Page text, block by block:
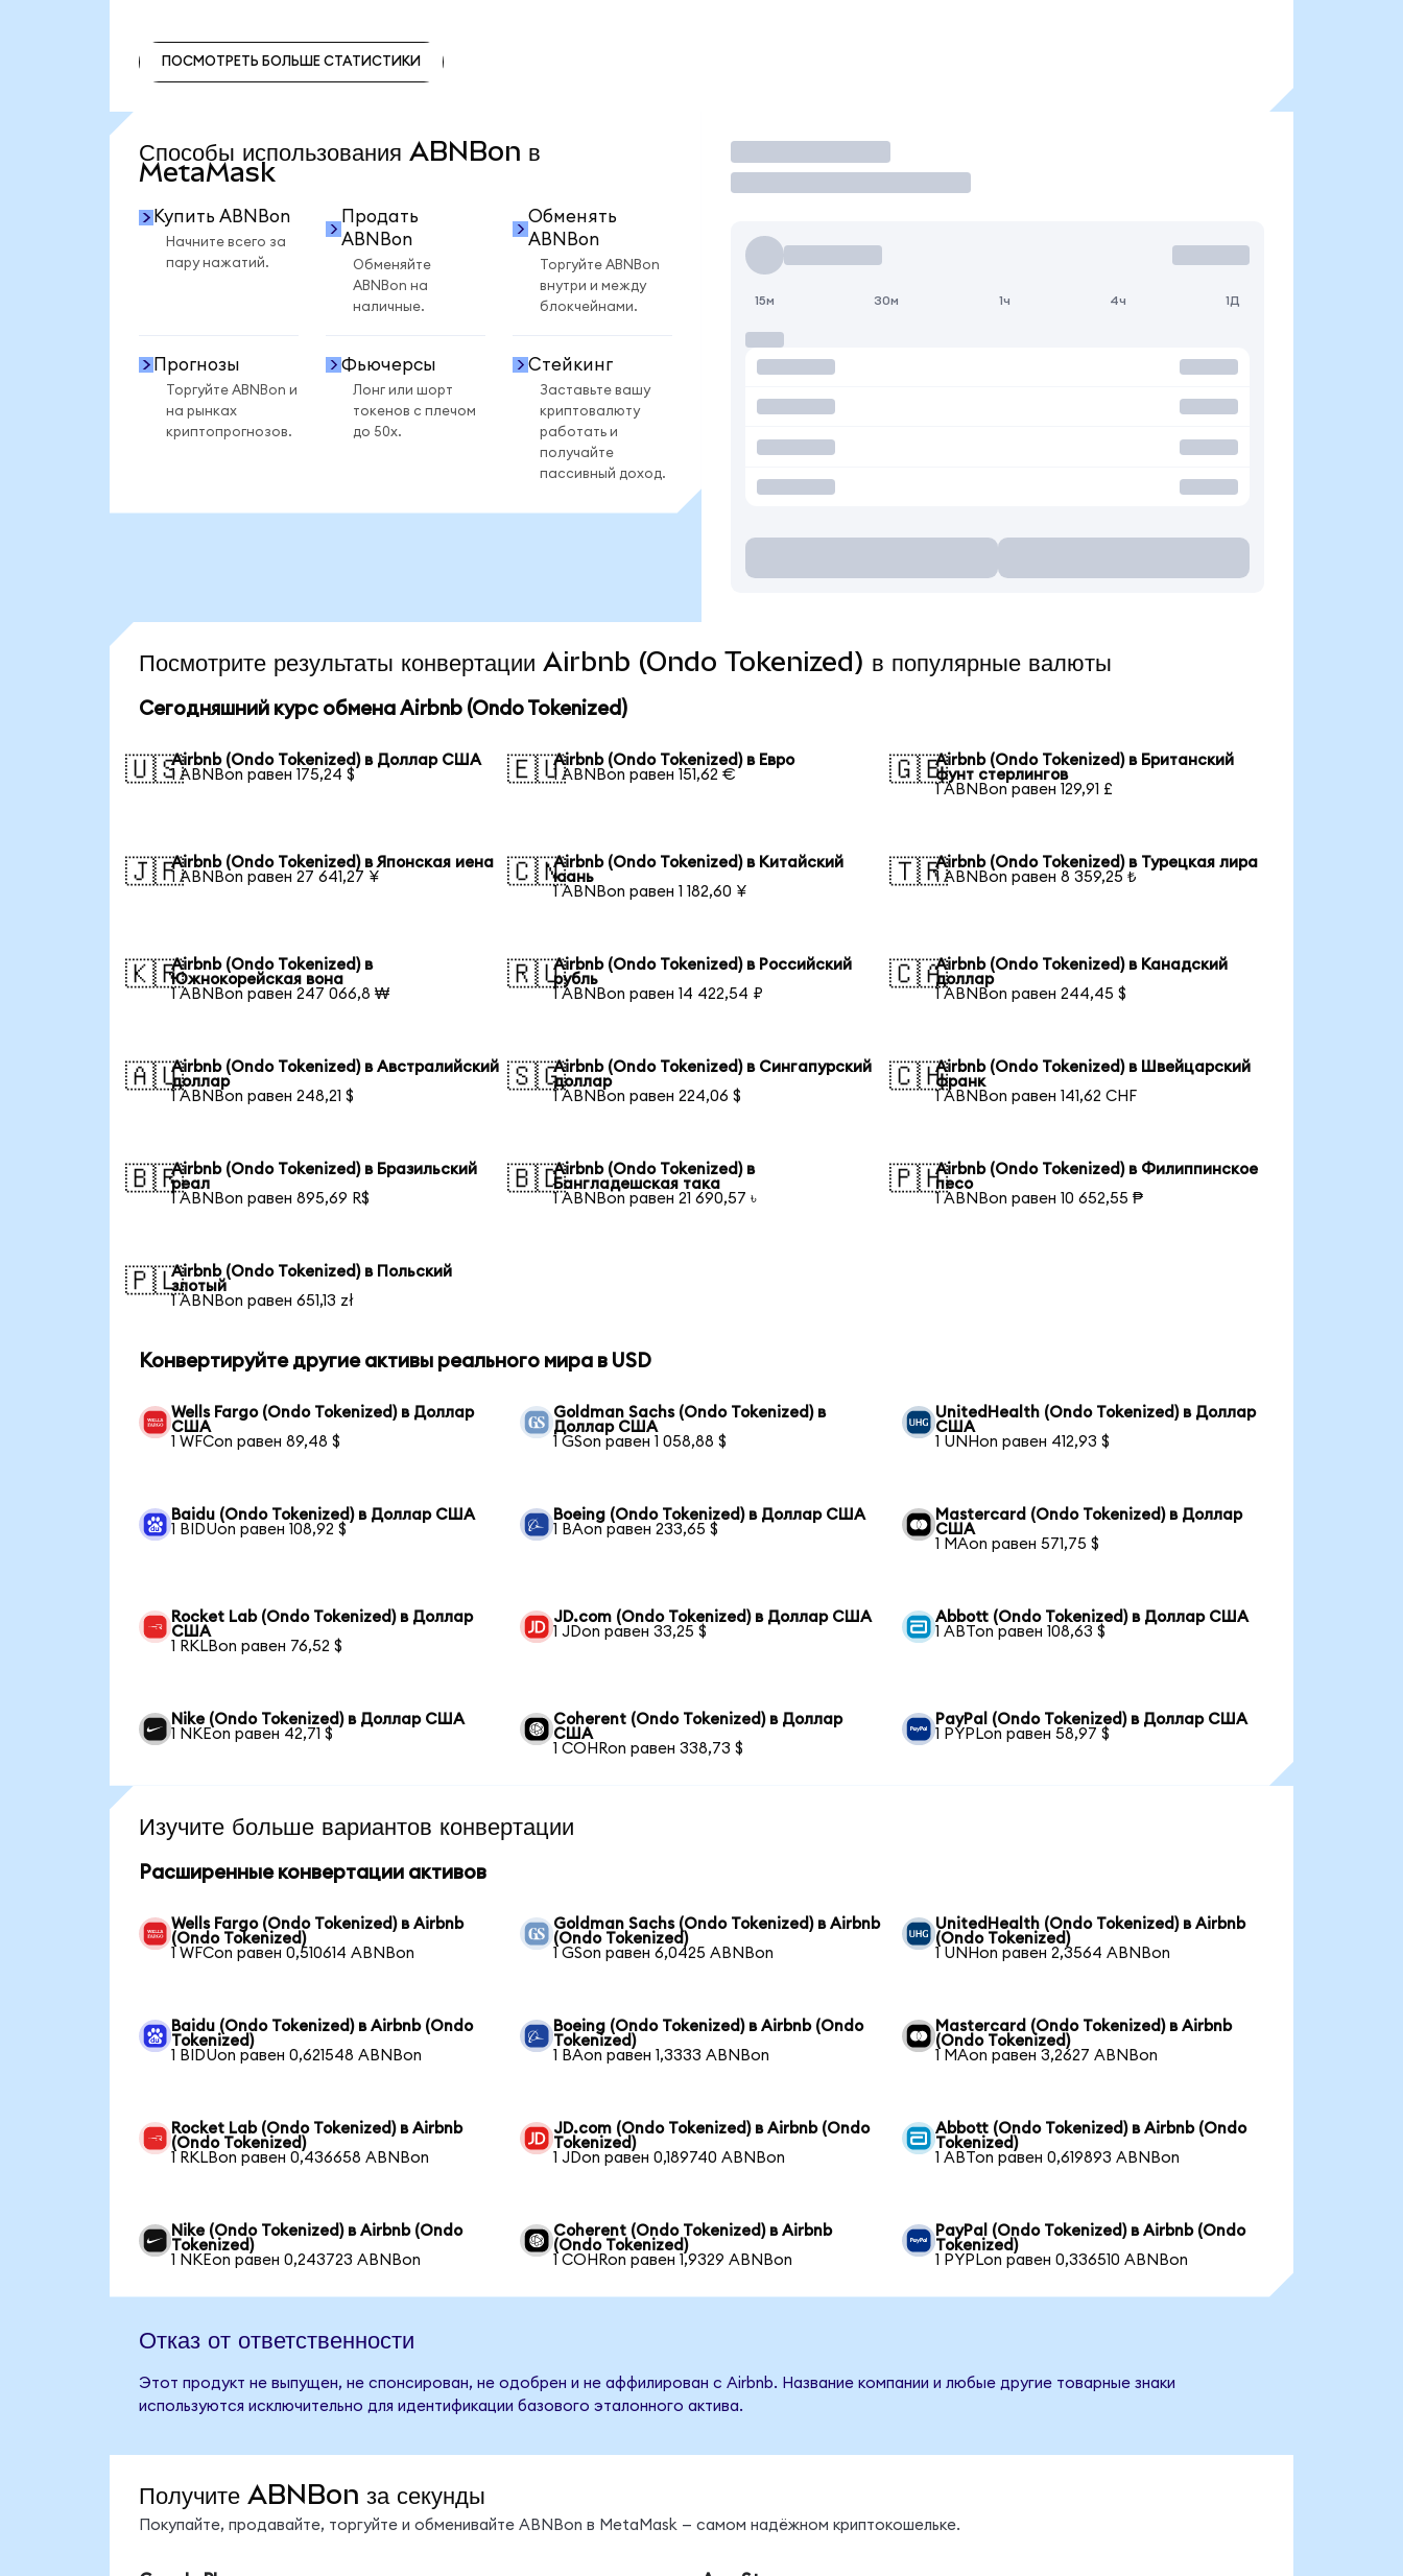
ПОСМОТРЕТЬ БОЛЬШЕ СТАТИСТИКИ
Способы использования ABNBon в
MetaMask
Купить ABNBon
Начните всего за
пару нажатий.
Продать
ABNBon
Обменяйте
ABNBon на
наличные.
Обменять
ABNBon
Торгуйте ABNBon
внутри и между
блокчейнами.
Прогнозы
Торгуйте ABNBon и
на рынках
криптопрогнозов.
Фьючерсы
Лонг или шорт
токенов с плечом
до 50x.
Стейкинг
Заставьте вашу
криптовалюту
работать и
получайте
пассивный доход.
Торговать
15м 30м 1ч 4ч 1Д
Посмотрите результаты конвертации Airbnb (Ondo Tokenized) в популярные валюты
Сегодняшний курс обмена Airbnb (Ondo Tokenized)
🇺🇸Airbnb (Ondo Tokenized) в Доллар США
1 ABNBon равен 175,24 $
🇪🇺Airbnb (Ondo Tokenized) в Евро
1 ABNBon равен 151,62 €
🇬🇧Airbnb (Ondo Tokenized) в Британский
фунт стерлингов
1 ABNBon равен 129,91 £
🇯🇵Airbnb (Ondo Tokenized) в Японская иена
1 ABNBon равен 27 641,27 ¥
🇨🇳Airbnb (Ondo Tokenized) в Китайский
юань
1 ABNBon равен 1 182,60 ¥
🇹🇷Airbnb (Ondo Tokenized) в Турецкая лира
1 ABNBon равен 8 359,25 ₺
🇰🇷Airbnb (Ondo Tokenized) в
Южнокорейская вона
1 ABNBon равен 247 066,8 ₩
🇷🇺Airbnb (Ondo Tokenized) в Российский
рубль
1 ABNBon равен 14 422,54 ₽
🇨🇦Airbnb (Ondo Tokenized) в Канадский
доллар
1 ABNBon равен 244,45 $
🇦🇺Airbnb (Ondo Tokenized) в Австралийский
доллар
1 ABNBon равен 248,21 $
🇸🇬Airbnb (Ondo Tokenized) в Сингапурский
доллар
1 ABNBon равен 224,06 $
🇨🇭Airbnb (Ondo Tokenized) в Швейцарский
франк
1 ABNBon равен 141,62 CHF
🇧🇷Airbnb (Ondo Tokenized) в Бразильский
реал
1 ABNBon равен 895,69 R$
🇧🇩Airbnb (Ondo Tokenized) в
Бангладешская така
1 ABNBon равен 21 690,57 ৳
🇵🇭Airbnb (Ondo Tokenized) в Филиппинское
песо
1 ABNBon равен 10 652,55 ₱
🇵🇱Airbnb (Ondo Tokenized) в Польский
злотый
1 ABNBon равен 651,13 zł
Конвертируйте другие активы реального мира в USD
Wells Fargo (Ondo Tokenized) в Доллар
США
1 WFCon равен 89,48 $
Goldman Sachs (Ondo Tokenized) в
Доллар США
1 GSon равен 1 058,88 $
UnitedHealth (Ondo Tokenized) в Доллар
США
1 UNHon равен 412,93 $
Baidu (Ondo Tokenized) в Доллар США
1 BIDUon равен 108,92 $
Boeing (Ondo Tokenized) в Доллар США
1 BAon равен 233,65 $
Mastercard (Ondo Tokenized) в Доллар
США
1 MAon равен 571,75 $
Rocket Lab (Ondo Tokenized) в Доллар
США
1 RKLBon равен 76,52 $
JD.com (Ondo Tokenized) в Доллар США
1 JDon равен 33,25 $
Abbott (Ondo Tokenized) в Доллар США
1 ABTon равен 108,63 $
Nike (Ondo Tokenized) в Доллар США
1 NKEon равен 42,71 $
Coherent (Ondo Tokenized) в Доллар
США
1 COHRon равен 338,73 $
PayPal (Ondo Tokenized) в Доллар США
1 PYPLon равен 58,97 $
Изучите больше вариантов конвертации
Расширенные конвертации активов
Wells Fargo (Ondo Tokenized) в Airbnb
(Ondo Tokenized)
1 WFCon равен 0,510614 ABNBon
Goldman Sachs (Ondo Tokenized) в Airbnb
(Ondo Tokenized)
1 GSon равен 6,0425 ABNBon
UnitedHealth (Ondo Tokenized) в Airbnb
(Ondo Tokenized)
1 UNHon равен 2,3564 ABNBon
Baidu (Ondo Tokenized) в Airbnb (Ondo
Tokenized)
1 BIDUon равен 0,621548 ABNBon
Boeing (Ondo Tokenized) в Airbnb (Ondo
Tokenized)
1 BAon равен 1,3333 ABNBon
Mastercard (Ondo Tokenized) в Airbnb
(Ondo Tokenized)
1 MAon равен 3,2627 ABNBon
Rocket Lab (Ondo Tokenized) в Airbnb
(Ondo Tokenized)
1 RKLBon равен 0,436658 ABNBon
JD.com (Ondo Tokenized) в Airbnb (Ondo
Tokenized)
1 JDon равен 0,189740 ABNBon
Abbott (Ondo Tokenized) в Airbnb (Ondo
Tokenized)
1 ABTon равен 0,619893 ABNBon
Nike (Ondo Tokenized) в Airbnb (Ondo
Tokenized)
1 NKEon равен 0,243723 ABNBon
Coherent (Ondo Tokenized) в Airbnb
(Ondo Tokenized)
1 COHRon равен 1,9329 ABNBon
PayPal (Ondo Tokenized) в Airbnb (Ondo
Tokenized)
1 PYPLon равен 0,336510 ABNBon
Отказ от ответственности
Этот продукт не выпущен, не спонсирован, не одобрен и не аффилирован с Airbnb. Название компании и любые другие товарные знаки
используются исключительно для идентификации базового эталонного актива.
Получите ABNBon за секунды
Покупайте, продавайте, торгуйте и обменивайте ABNBon в MetaMask — самом надёжном криптокошельке.